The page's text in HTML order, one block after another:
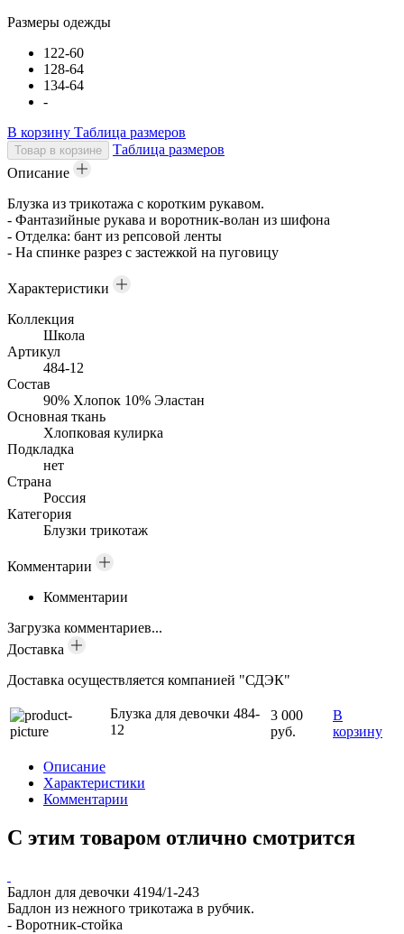
Размеры одежды
122-60
128-64
134-64
-
В корзину Таблица размеров
Товар в корзине
Таблица размеров
Описание
Блузка из трикотажа с коротким рукавом.
- Фантазийные рукава и воротник-волан из шифона
- Отделка: бант из репсовой ленты
- На спинке разрез с застежкой на пуговицу
Характеристики
Коллекция
Школа
Артикул
484-12
Состав
90% Хлопок 10% Эластан
Основная ткань
Хлопковая кулирка
Подкладка
нет
Страна
Россия
Категория
Блузки трикотаж
Комментарии
Комментарии
Загрузка комментариев...
Доставка
Доставка осуществляется компанией "СДЭК"
Блузка для девочки 484-
12
3 000
руб.
В
корзину
Описание
Характеристики
Комментарии
С этим товаром отлично смотрится
Бадлон для девочки 4194/1-243
Бадлон из нежного трикотажа в рубчик.
- Воротник-стойка